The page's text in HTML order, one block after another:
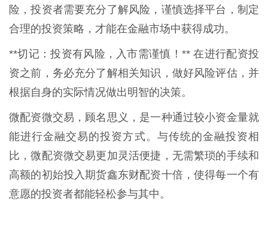
险，投资者需要充分了解风险，谨慎选择平台，制定
合理的投资策略，才能在金融市场中获得成功。
**切记：投资有风险，入市需谨慎！** 在进行配资投
资之前，务必充分了解相关知识，做好风险评估，并
根据自身的实际情况做出明智的决策。
微配资微交易，顾名思义，是一种通过较小资金量就
能进行金融交易的投资方式。与传统的金融投资相
比，微配资微交易更加灵活便捷，无需繁琐的手续和
高额的初始投入期货鑫东财配资十倍，使得每一个有
意愿的投资者都能轻松参与其中。